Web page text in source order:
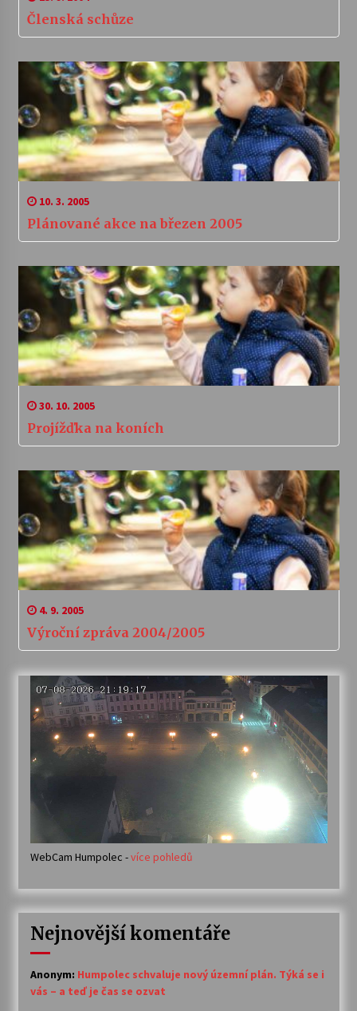
Členská schůze
10. 3. 2005
Plánované akce na březen 2005
30. 10. 2005
Projížďka na koních
4. 9. 2005
Výroční zpráva 2004/2005
WebCam Humpolec -více pohledů
Nejnovější komentáře
Anonym: Humpolec schvaluje nový územní plán. Týká se i
vás – a teď je čas se ozvat